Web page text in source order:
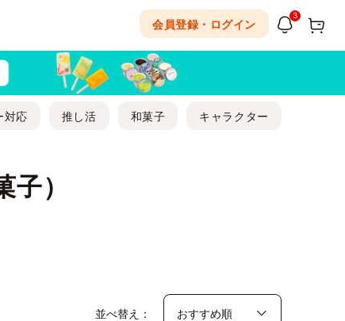
会員登録・ログイン
3
対応 推し活 和菓子 キャラクター
）
並べ替え：